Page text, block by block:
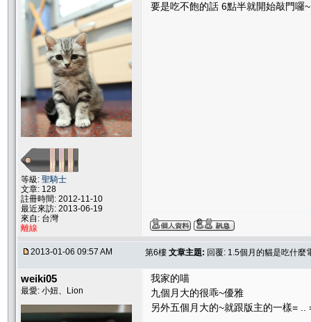
等級: 聖騎士
文章: 128
註冊時間: 2012-11-10
最近來訪: 2013-06-19
來自: 台灣
離線
要是吃不飽的話 6點半就開始敲門囉~
2013-01-06 09:57 AM 第6樓 文章主題: 回覆: 1.5個月的貓是吃什麼
weiki05
最愛: 小妞、Lion
我家的喵
九個月大的很乖~優雅
另外五個月大的~就跟版主的一樣= ..